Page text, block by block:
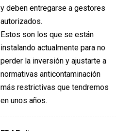
y deben entregarse a gestores
autorizados.
Estos son los que se están
instalando actualmente para no
perder la inversión y ajustarte a
normativas anticontaminación
más restrictivas que tendremos
en unos años.